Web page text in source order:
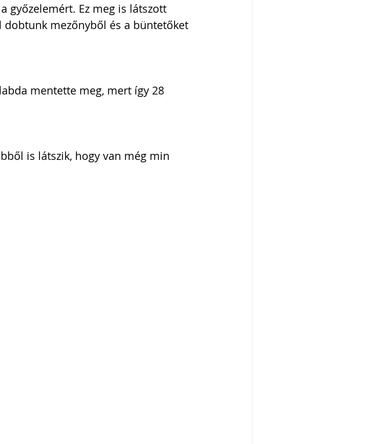
győzelemért. Ez meg is látszott
dobtunk mezőnyből és a büntetőket
mentette meg, mert így 28
is látszik, hogy van még min